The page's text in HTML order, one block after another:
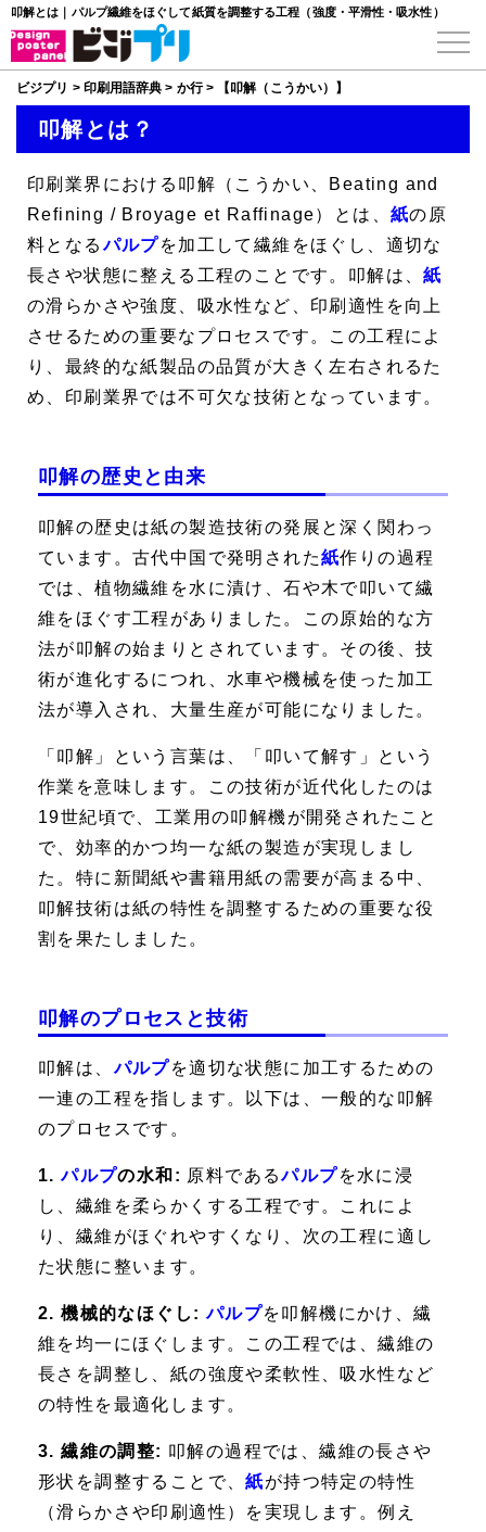
叩解とは｜パルプ繊維をほぐして紙質を調整する工程（強度・平滑性・吸水性）
ビジプリ > 印刷用語辞典 > か行> 【叩解（こうかい）】
叩解とは？
印刷業界における 叩解 （こうかい、 Beating and
Refining / Broyage et Raffinage）とは、紙の原
料となるパルプを加工して繊維をほぐし、適切な
長さや状態に整える工程のことです。叩解は、紙
の滑らかさや強度、吸水性など、印刷適性を向上
させるための重要なプロセスです。この工程によ
り、最終的な紙製品の品質が大きく左右されるた
め、印刷業界では不可欠な技術となっています。
叩解の歴史と由来
叩解の歴史は紙の製造技術の発展と深く関わっ
ています。古代中国で発明された紙作りの過程
では、植物繊維を水に漬け、石や木で叩いて繊
維をほぐす工程がありました。この原始的な方
法が叩解の始まりとされています。その後、技
術が進化するにつれ、水車や機械を使った加工
法が導入され、大量生産が可能になりました。
「叩解」という言葉は、「叩いて解す」という
作業を意味します。この技術が近代化したのは
19世紀頃で、工業用の叩解機が開発されたこと
で、効率的かつ均一な紙の製造が実現しまし
た。特に新聞紙や書籍用紙の需要が高まる中、
叩解技術は紙の特性を調整するための重要な役
割を果たしました。
叩解のプロセスと技術
叩解は、パルプを適切な状態に加工するための
一連の工程を指します。以下は、一般的な叩解
のプロセスです。
1.パルプの水和: 原料であるパルプを水に浸
し、繊維を柔らかくする工程です。これによ
り、繊維がほぐれやすくなり、次の工程に適し
た状態に整います。
2. 機械的なほぐし: パルプを叩解機にかけ、繊
維を均一にほぐします。この工程では、繊維の
長さを調整し、紙の強度や柔軟性、吸水性など
の特性を最適化します。
3. 繊維の調整: 叩解の過程では、繊維の長さや
形状を調整することで、紙が持つ特定の特性
（滑らかさや印刷適性）を実現します。例え